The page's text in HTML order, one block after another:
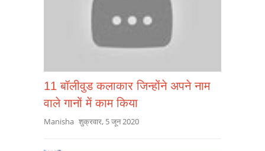
11 बॉलीवुड कलाकार जिन्होंने अपने नाम
वाले गानों में काम किया
Manisha शुक्रवार, 5 जून 2020